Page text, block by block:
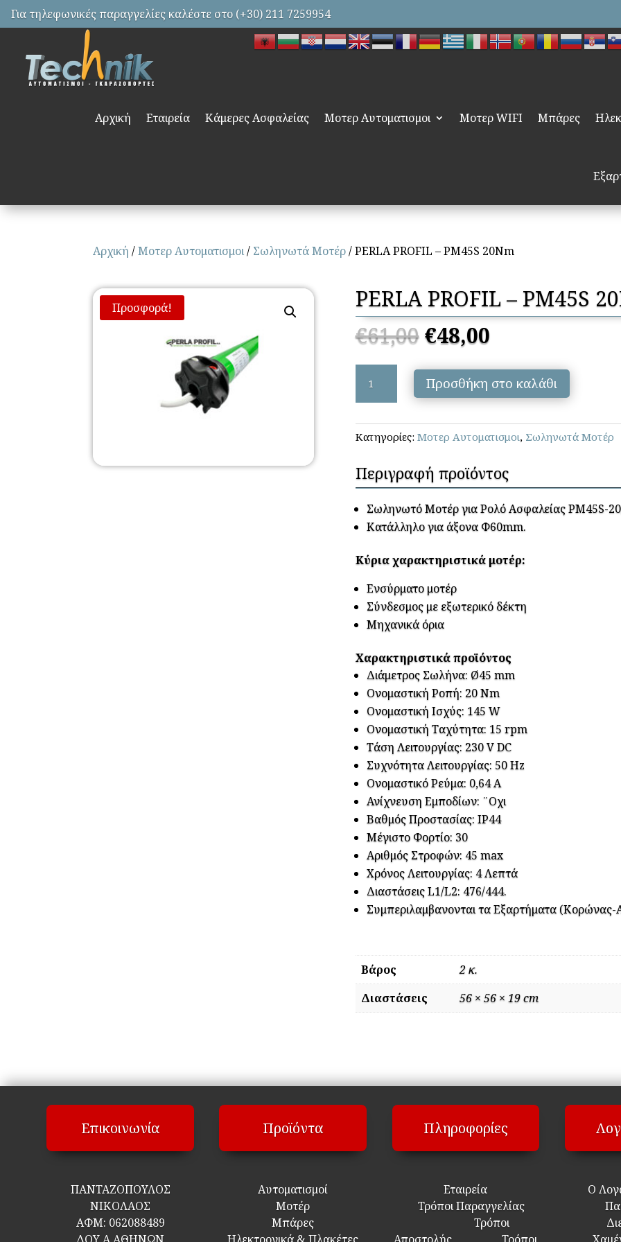
Για τηλεφωνικές παραγγελίες καλέστε στο (+30) 211 7259954
Αρχική Εταιρεία Κάμερες Ασφαλείας Μοτερ Αυτοματισμοι Μοτερ WIFI Μπάρες
Αρχική /Μοτερ Αυτοματισμοι/ Σωληνωτά Μοτέρ/ PERLA PROFIL – PM45S 20Nm
Προσφορά!
PERLA PROFIL – PM45S
€61,00 Original
price
was:
€61,00.
€48,00Η
τιμή
είναι:
€48,00.
PROFIL
-
PM45S
20Nm
Προσθήκη στο καλάθι
Κατηγορίες: Μοτερ Αυτοματισμοι, Σωληνωτά Μοτέρ
Περιγραφή προϊόντος
Σωληνωτό Μοτέρ για Ρολό Ασφαλείας PM45S-
Κατάλληλο για άξονα Φ60mm.
Κύρια χαρακτηριστικά μοτέρ:
Ενσύρματο μοτέρ
Σύνδεσμος με εξωτερικό δέκτη
Μηχανικά όρια
Xαρακτηριστικά προϊόντος
Διάμετρος Σωλήνα: Ø45 mm
Ονομαστική Ροπή: 20 Nm
Ονομαστική Ισχύς: 145 W
Ονομαστική Ταχύτητα: 15 rpm
Τάση Λειτουργίας: 230 V DC
Συχνότητα Λειτουργίας: 50 Hz
Ονομαστικό Ρεύμα: 0,64 A
Ανίχνευση Εμποδίων: ¨Οχι
Βαθμός Προστασίας: IP44
Μέγιστο Φορτίο: 30
Αριθμός Στροφών: 45 max
Χρόνος Λειτουργίας: 4 Λεπτά
Διαστάσεις L1/L2: 476/444.
Συμπεριλαμβανονται τα Εξαρτήματα
Βάρος
2 κ.
Διαστάσεις
56 × 56 × 19 cm
Επικοινωνία
ΠΑΝΤΑΖΟΠΟΥΛΟΣ
ΝΙΚΟΛΑΟΣ
ΑΦΜ: 062088489
Προϊόντα
Αυτοματισμοί
Μοτέρ
Μπάρες
Πληροφορίες
Εταιρεία
Τρόποι Παραγγελίας
Τρόποι
Ο